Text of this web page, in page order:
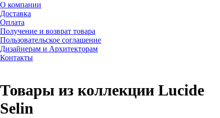
О компании
Доставка
Оплата
Получение и возврат товара
Пользовательское соглашение
Дизайнерам и Архитекторам
Контакты
Товары из коллекции Lucide
Selin